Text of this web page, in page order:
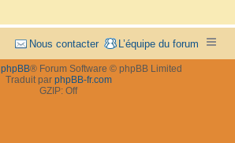
L’équipe du forum
Nous contacter
phpBB® Forum Software © phpBB Limited
Traduit par phpBB-fr.com
GZIP: Off